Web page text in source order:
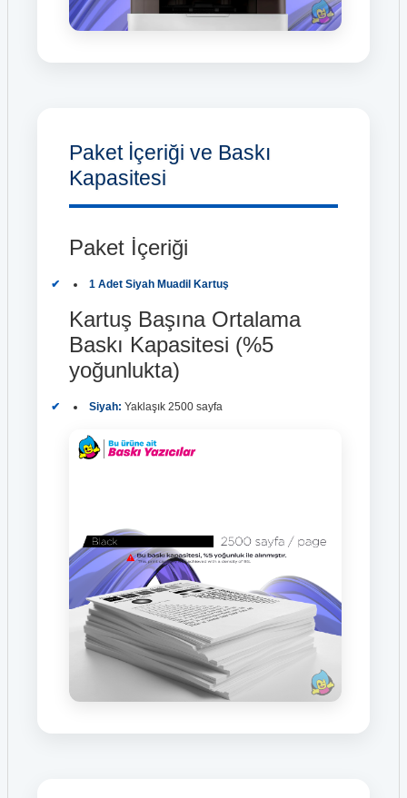
Paket İçeriği ve Baskı
Kapasitesi
Paket İçeriği
1 Adet Siyah Muadil Kartuş
Kartuş Başına Ortalama
Baskı Kapasitesi (%5
yoğunlukta)
Siyah: Yaklaşık 2500 sayfa